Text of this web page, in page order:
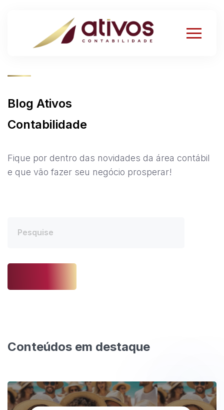
Blog Ativos
Contabilidade
Fique por dentro das novidades da área contábil
e que vão fazer seu negócio prosperar!
Conteúdos em destaque